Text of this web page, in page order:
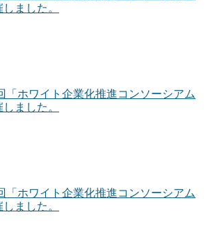
ました。
「ホワイト企業化推進コンソーシアム
ました。
「ホワイト企業化推進コンソーシアム
ました。